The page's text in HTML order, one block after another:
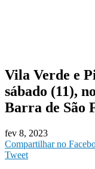
Vila Verde e
sábado (11),
Barra de São
fev 8, 2023
Compartilhar no
Tweet